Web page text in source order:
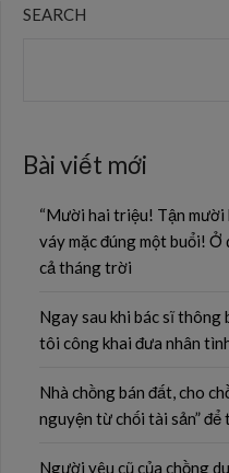
SEARCH
Bài viết mới
“Mười hai triệu! Tận mười
váy mặc đúng một buổi!
cả tháng trời
Ngay sau khi bác sĩ
tôi công khai đưa nhân
Nhà chồng bán đất, cho
nguyện từ chối tài sản” để
Người yêu cũ của chồng